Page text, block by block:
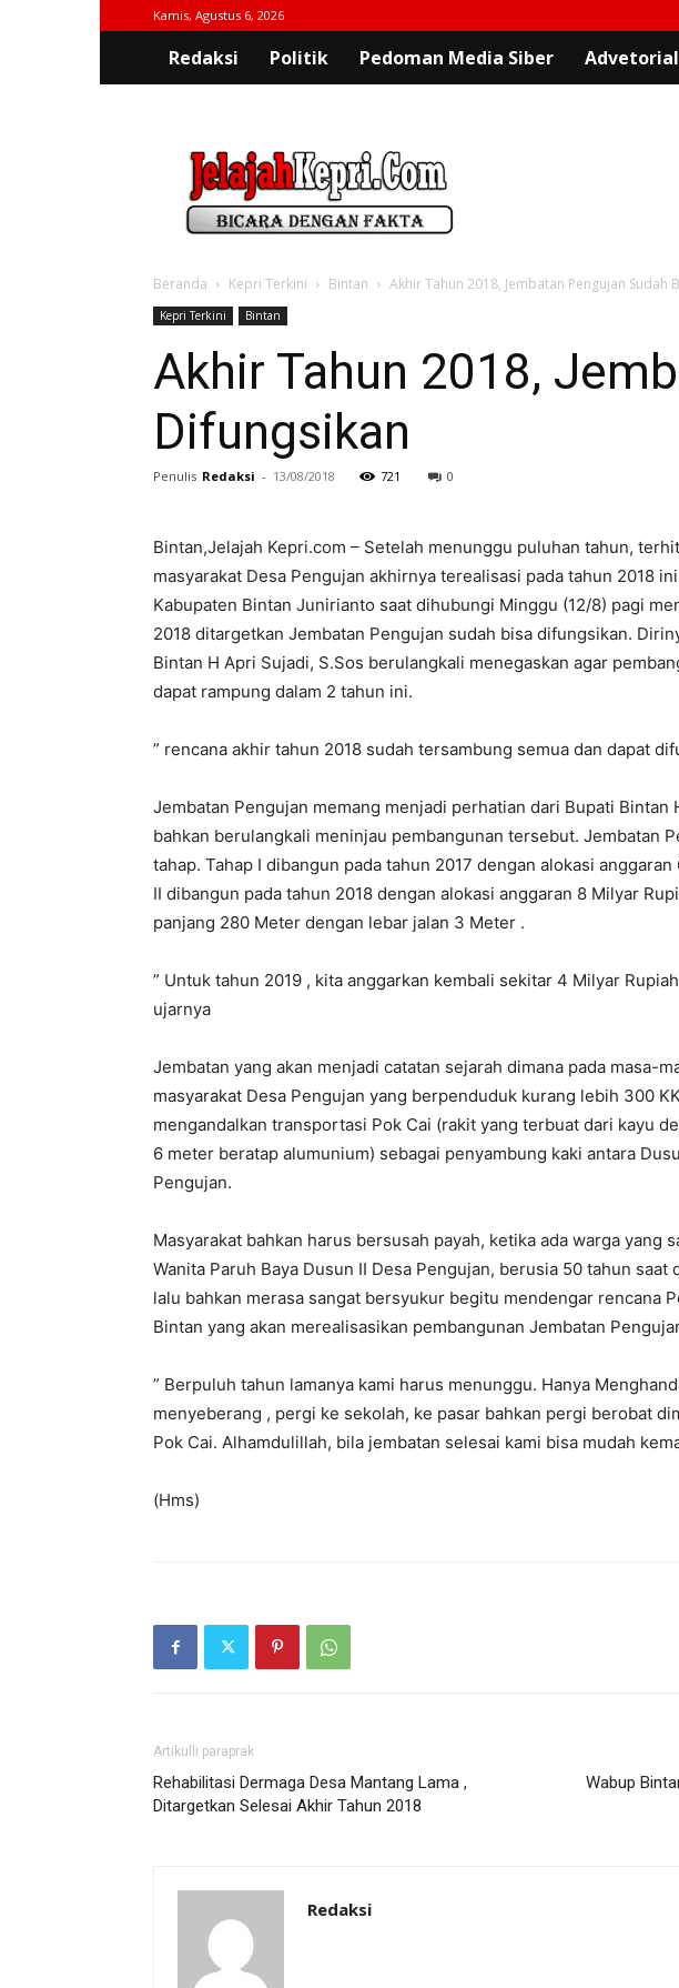
Kamis, Agustus 6, 2026
Redaksi Politik Pedoman Media Siber Advetorial
Beranda Kepri Terkini Bintan Akhir Tahun 2018, Jembatan Pengujan Sudah
Kepri Terkini Bintan
Akhir Tahun 2018,
Difungsikan
Penulis Redaksi - 13/08/2018 721 0
Bintan,Jelajah Kepri.com – Setelah menunggu puluhan tahun,
masyarakat Desa Pengujan akhirnya terealisasi pada tahun 2018
Kabupaten Bintan Junirianto saat dihubungi Minggu (12/8) pagi
2018 ditargetkan Jembatan Pengujan sudah bisa difungsikan.
Bintan H Apri Sujadi, S.Sos berulangkali menegaskan agar
dapat rampung dalam 2 tahun ini.
” rencana akhir tahun 2018 sudah tersambung semua dan dapat
Jembatan Pengujan memang menjadi perhatian dari Bupati Bintan
bahkan berulangkali meninjau pembangunan tersebut. Jembatan
tahap. Tahap I dibangun pada tahun 2017 dengan alokasi
II dibangun pada tahun 2018 dengan alokasi anggaran 8 Milyar
panjang 280 Meter dengan lebar jalan 3 Meter .
” Untuk tahun 2019 , kita anggarkan kembali sekitar 4 Milyar
ujarnya
Jembatan yang akan menjadi catatan sejarah dimana pada masa-
masyarakat Desa Pengujan yang berpenduduk kurang lebih 300
mengandalkan transportasi Pok Cai (rakit yang terbuat dari kayu
6 meter beratap alumunium) sebagai penyambung kaki antara
Pengujan.
Masyarakat bahkan harus bersusah payah, ketika ada warga yang
Wanita Paruh Baya Dusun II Desa Pengujan, berusia 50 tahun
lalu bahkan merasa sangat bersyukur begitu mendengar rencana
Bintan yang akan merealisasikan pembangunan Jembatan
” Berpuluh tahun lamanya kami harus menunggu. Hanya
menyeberang , pergi ke sekolah, ke pasar bahkan pergi berobat
Pok Cai. Alhamdulillah, bila jembatan selesai kami bisa mudah
(Hms)
Artikulli paraprak
Rehabilitasi Dermaga Desa Mantang Lama ,
Ditargetkan Selesai Akhir Tahun 2018
Wabup
Redaksi